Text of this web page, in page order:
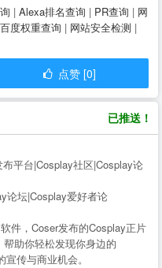
| Alexa排名查询 | PR查询 | 网
百度权重查询 | 网站安全检测 |
点赞 [0]
已推送！
平台|Cosplay社区|Cosplay论
论坛|Cosplay爱好者论
件，Coser发布的Cosplay正片
助你轻松发现你身边的
传与商业机会。